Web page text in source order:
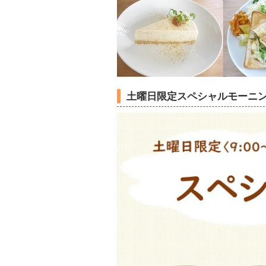
土曜日限定スペシャルモーニ